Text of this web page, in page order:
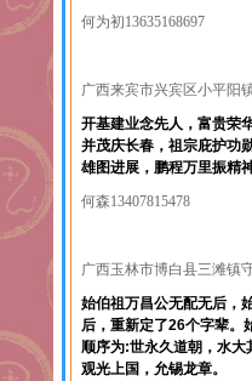
何为初13635168697
广西来宾市兴宾区小平阳
开基建业念先人，富贵荣
并茂庆长春，祖宗庇护功
雄图进展，鹏程万里振精神
何森13407815478
广西玉林市博白县三滩镇
始伯祖万昌公无配无后，
后，重新定了26个字辈。
顺序为:世永久道朝，水大
观光上国，允锡龙章。